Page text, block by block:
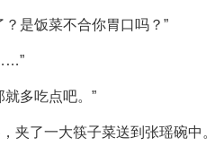
？是饭菜不合你胃口吗？”
就多吃点吧。”
夹了一大筷子菜送到张瑶碗中。